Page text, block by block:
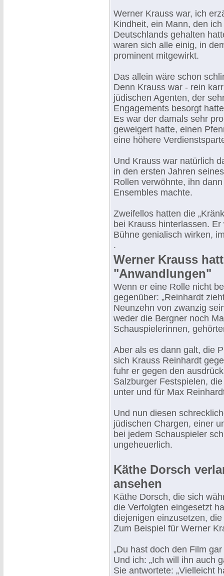
Werner Krauss war, ich
Kindheit, ein Mann, den
Deutschlands gehalten
waren sich alle einig, in
prominent mitgewirkt.
Das allein wäre schon
Denn Krauss war - rein
jüdischen Agenten, der
Engagements besorgt
Es war der damals sehr
geweigert hatte, einen
eine höhere
Und Krauss war natürlich
in den ersten Jahren
Rollen verwöhnte, ihn
Ensembles machte.
Zweifellos hatten die
bei Krauss hinterlassen.
Bühne genialisch wirken,
.
Werner Krauss
"Anwandlungen"
Wenn er eine Rolle nicht
gegenüber: „Reinhardt
Neunzehn von zwanzig
weder die Bergner noch
Schauspielerinnen,
Aber als es dann galt, die
sich Krauss Reinhardt
fuhr er gegen den
Salzburger Festspielen,
unter und für Max
Und nun diesen
jüdischen Chargen, einer
bei jedem Schauspieler
ungeheuerlich.
Käthe Dorsch
ansehen
Käthe Dorsch, die sich
die Verfolgten eingesetzt
diejenigen einzusetzen,
Zum Beispiel für Werner
„Du hast doch den Film
Und ich: „Ich will ihn auch
Sie antwortete: „Vielleicht